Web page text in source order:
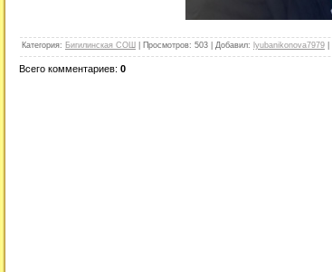
Категория: Бигилинская СОШ Просмотров: 503 Добавил: lyubanikonova7979
Всего комментариев: 0